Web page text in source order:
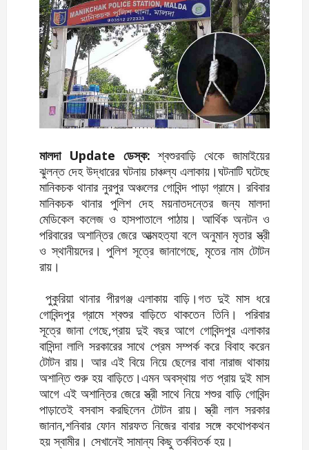
মালদা Update ডেস্ক: শ্বশুরবাড়ি থেকে জামাইয়ের
ঝুলন্ত দেহ উদ্ধারের ঘটনায় চাঞ্চল্য এলাকায়।ঘটনাটি ঘটেছে
মানিকচক থানার নুরপুর অঞ্চলের গোবিন্দ পাড়া গ্রামে। রবিবার
মানিকচক থানার পুলিশ দেহ ময়নাতদন্তের জন্য মালদা
মেডিকেল কলেজ ও হাসপাতালে পাঠায়। আর্থিক অনটন ও
পরিবারের অশান্তির জেরে আত্মহত্যা বলে অনুমান মৃতার স্ত্রী
ও স্থানীয়দের। পুলিশ সূত্রে জানাগেছে, মৃতের নাম টোটন
রায়।
পুকুরিয়া থানার পীরগঞ্জ এলাকায় বাড়ি।গত দুই মাস ধরে
গোবিন্দপুর গ্রামে শ্বশুর বাড়িতে থাকতেন তিনি। পরিবার
সূত্রে জানা গেছে,প্রায় দুই বছর আগে গোবিন্দপুর এলাকার
বাসিন্দা লালি সরকারের সাথে প্রেম সম্পর্ক করে বিবাহ করেন
টোটন রায়। আর এই বিয়ে নিয়ে ছেলের বাবা নারাজ থাকায়
অশান্তি শুরু হয় বাড়িতে।এমন অবস্থায় গত প্রায় দুই মাস
আগে এই অশান্তির জেরে স্ত্রী সাথে নিয়ে শশুর বাড়ি গোবিন্দ
পাড়াতেই বসবাস করছিলেন টোটন রায়। স্ত্রী লাল সরকার
জানান,শনিবার ফোন মারফত নিজের বাবার সঙ্গে কথোপকথন
হয় স্বামীর। সেখানেই সামান্য কিছু তর্কবিতর্ক হয়।